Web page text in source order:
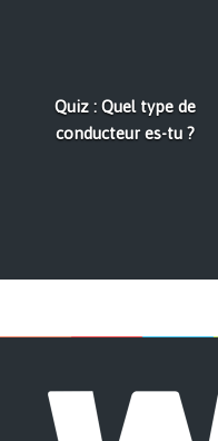
Quiz : Quel type de
conducteur es-tu ?